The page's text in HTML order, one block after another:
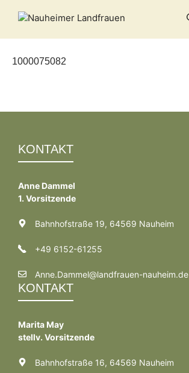
Inhalt
1000075082
KONTAKT
Anne Dammel
1. Vorsitzende
Bahnhofstraße 19, 64569 Nauheim
+49 6152-61255
Anne.Dammel@landfrauen-nauheim.de
KONTAKT
Marita May
stellv. Vorsitzende
Bahnhofstraße 16, 64569 Nauheim